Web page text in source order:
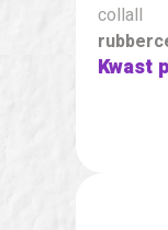
collall
Kwast